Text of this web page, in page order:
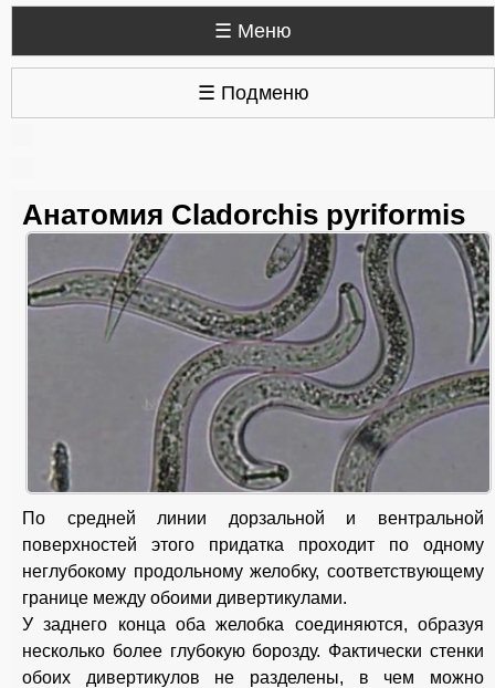
☰ Меню
☰ Подменю
Анатомия Cladorchis pyriformis
По средней линии дорзальной и вентральной
поверхностей этого придатка проходит по одному
неглубокому продольному желобку, соответствующему
границе между обоими дивертикулами.
У заднего конца оба желобка соединяются, образуя
несколько более глубокую борозду. Фактически стенки
обоих дивертикулов не разделены, в чем можно